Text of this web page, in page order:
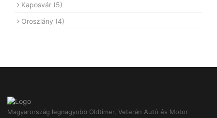
Kaposvár (5)
Oroszlány (4)
Magyarország legnagyobb Oldtimer, Veterán Autó és Motor